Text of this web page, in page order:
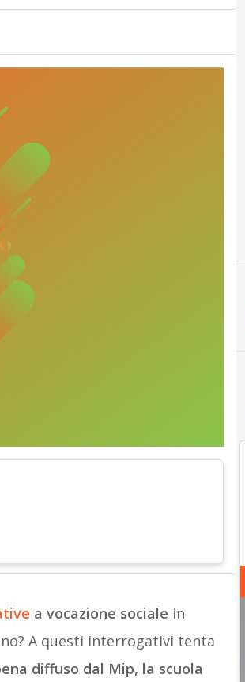
a vocazione sociale in
A questi interrogativi tenta
diffuso dal Mip, la scuola